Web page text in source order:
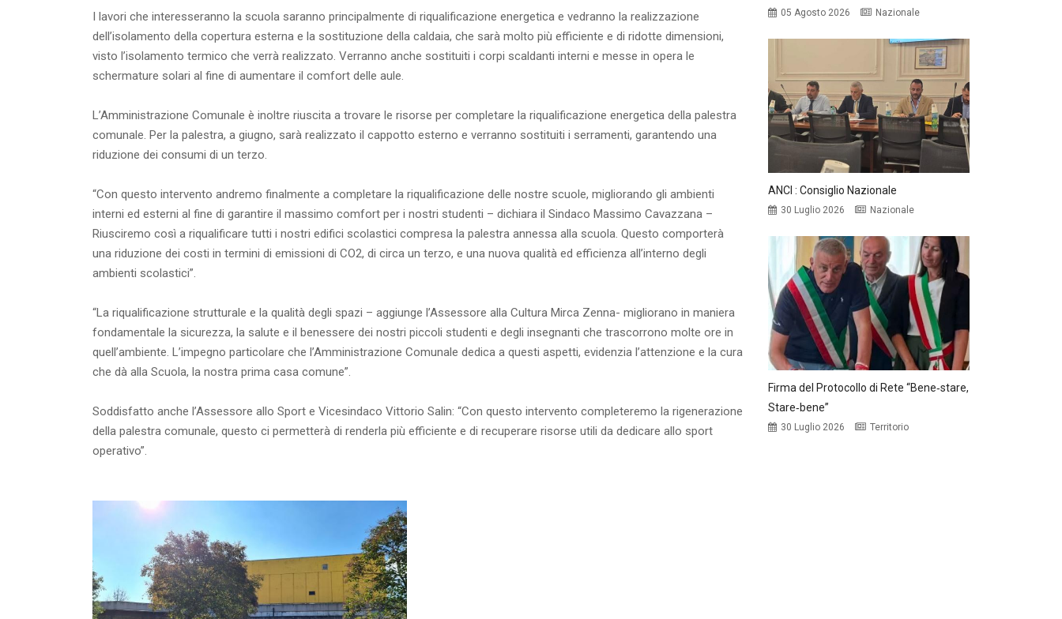
I lavori che interesseranno la scuola saranno principalmente di riqualificazione energetica e vedranno la realizzazione
dell’isolamento della copertura esterna e la sostituzione della caldaia, che sarà molto più efficiente e di ridotte dimensioni,
visto l’isolamento termico che verrà realizzato. Verranno anche sostituiti i corpi scaldanti interni e messe in opera le
schermature solari al fine di aumentare il comfort delle aule.
L’Amministrazione Comunale è inoltre riuscita a trovare le risorse per completare la riqualificazione energetica della palestra
comunale. Per la palestra, a giugno, sarà realizzato il cappotto esterno e verranno sostituiti i serramenti, garantendo una
riduzione dei consumi di un terzo.
“Con questo intervento andremo finalmente a completare la riqualificazione delle nostre scuole, migliorando gli ambienti
interni ed esterni al fine di garantire il massimo comfort per i nostri studenti – dichiara il Sindaco Massimo Cavazzana –
Riusciremo così a riqualificare tutti i nostri edifici scolastici compresa la palestra annessa alla scuola. Questo comporterà
una riduzione dei costi in termini di emissioni di CO2, di circa un terzo, e una nuova qualità ed efficienza all’interno degli
ambienti scolastici”.
“La riqualificazione strutturale e la qualità degli spazi – aggiunge l’Assessore alla Cultura Mirca Zenna- migliorano in maniera
fondamentale la sicurezza, la salute e il benessere dei nostri piccoli studenti e degli insegnanti che trascorrono molte ore in
quell’ambiente. L’impegno particolare che l’Amministrazione Comunale dedica a questi aspetti, evidenzia l’attenzione e la cura
che dà alla Scuola, la nostra prima casa comune”.
Soddisfatto anche l’Assessore allo Sport e Vicesindaco Vittorio Salin: “Con questo intervento completeremo la rigenerazione
della palestra comunale, questo ci permetterà di renderla più efficiente e di recuperare risorse utili da dedicare allo sport
operativo”.
05 Agosto 2026 Nazionale
ANCI : Consiglio Nazionale
30 Luglio 2026 Nazionale
Firma del Protocollo di Rete “Bene‑stare,
Stare‑bene”
30 Luglio 2026 Territorio